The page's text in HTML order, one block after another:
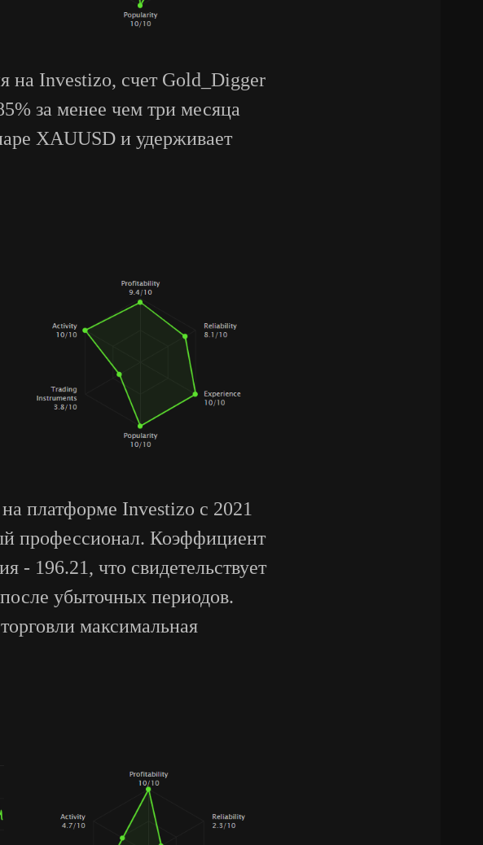
на Investizo, счет Gold_Digger
за менее чем три месяца
XAUUSD и удерживает
платформе Investizo с 2021
профессионал. Коэффициент
- 196.21, что свидетельствует
убыточных периодов.
максимальная